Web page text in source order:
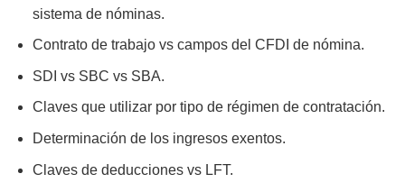
sistema de nóminas.
Contrato de trabajo vs campos del CFDI de nómina.
SDI vs SBC vs SBA.
Claves que utilizar por tipo de régimen de contratación.
Determinación de los ingresos exentos.
Claves de deducciones vs LFT.